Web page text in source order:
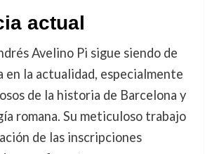
actual
Avelino Pi sigue siendo de
en la actualidad, especialmente
de la historia de Barcelona y
romana. Su meticuloso trabajo
de las inscripciones